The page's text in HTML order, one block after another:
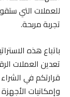
للعملات التي
تجربة مربحة.
باتباع هذه
تعدين العملات
قرارتكم في
وإمكانيات